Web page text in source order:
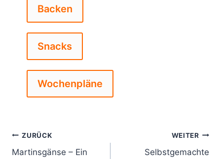
Backen
Snacks
Wochenpläne
Beitragsnavigation
ZURÜCK
Martinsgänse – Ein
WEITER
Selbstgemachte